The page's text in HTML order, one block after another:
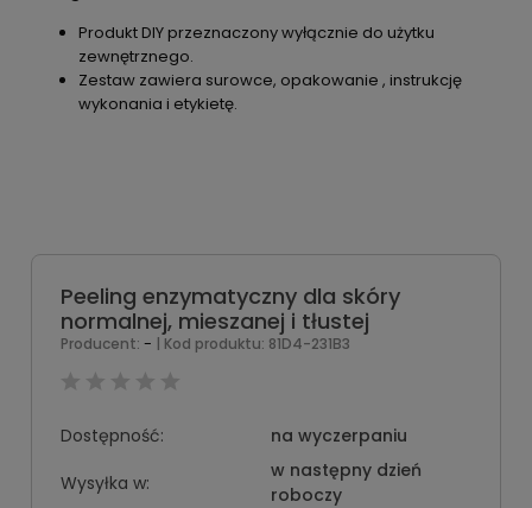
Produkt DIY przeznaczony wyłącznie do użytku
zewnętrznego.
Zestaw zawiera surowce, opakowanie , instrukcję
wykonania i etykietę.
Peeling enzymatyczny dla skóry
normalnej, mieszanej i tłustej
Producent: - | Kod produktu: 81D4-231B3
Dostępność:
na wyczerpaniu
Wysyłka w:
w następny dzień
roboczy